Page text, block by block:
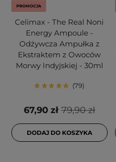
PROMOCJA
Celimax - The Real Noni
Energy Ampoule -
Odżywcza Ampułka z
Ekstraktem z Owoców
Morwy Indyjskiej - 30ml
79
79,90 zł
67,90 zł
DODAJ DO KOSZYKA